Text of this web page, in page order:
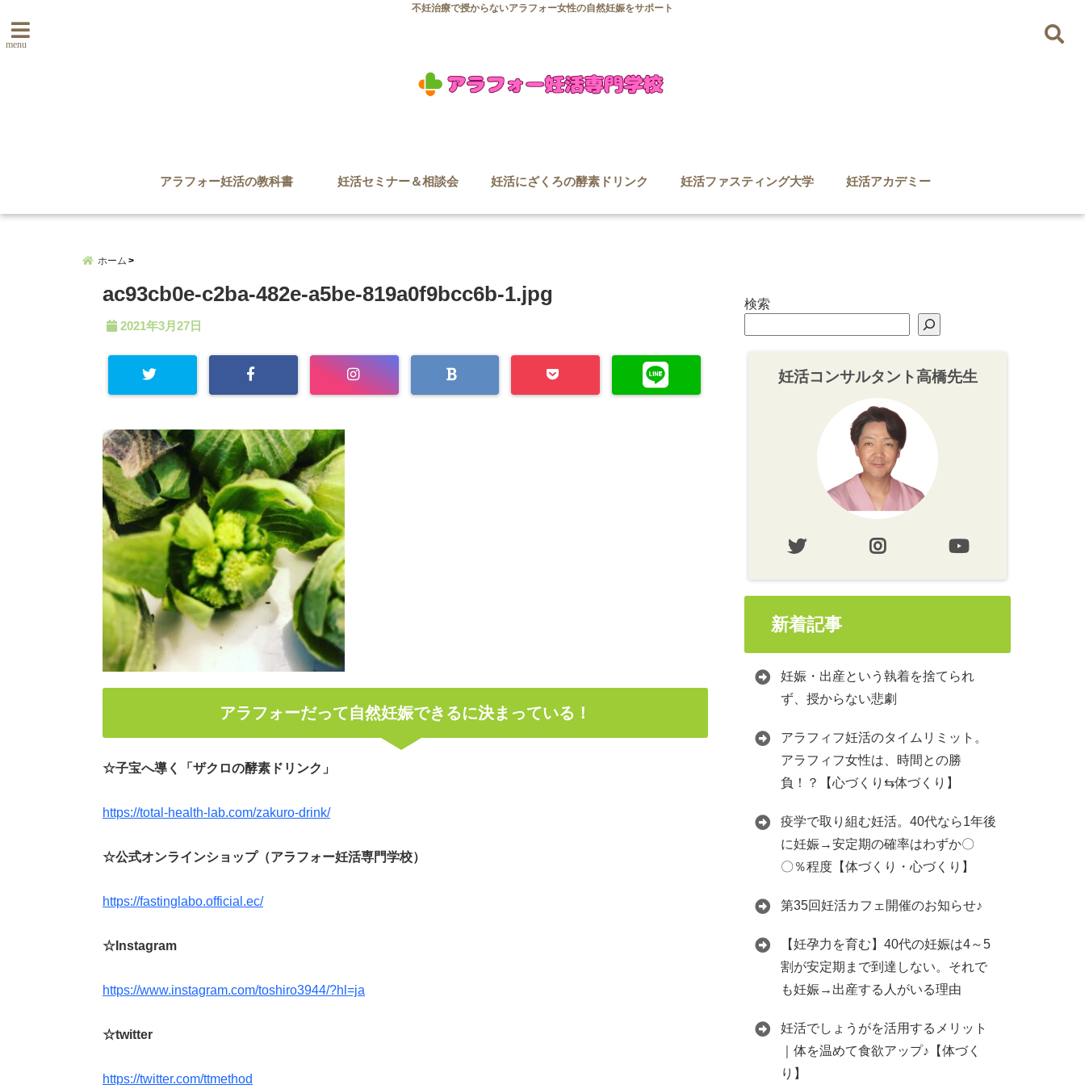
不妊治療で授からないアラフォー女性の自然妊娠をサポート
menu
アラフォー妊活の教科書 妊活セミナー＆相談会 妊活にざくろの酵素ドリンク 妊活ファスティング大学 妊活アカデミー
ホーム
ac93cb0e-c2ba-482e-a5be-819a0f9bcc6b-1.jpg
2021年3月27日
アラフォーだって自然妊娠できるに決まっている！
☆子宝へ導く「ザクロの酵素ドリンク」
https://total-health-lab.com/zakuro-drink/
☆公式オンラインショップ（アラフォー妊活専門学校）
https://fastinglabo.official.ec/
☆Instagram
https://www.instagram.com/toshiro3944/?hl=ja
☆twitter
https://twitter.com/ttmethod
検索
妊活コンサルタント高橋先生
新着記事
妊娠・出産という執着を捨てられ
ず、授からない悲劇
アラフィフ妊活のタイムリミット。
アラフィフ女性は、時間との勝
負！？【心づくり⇆体づくり】
疫学で取り組む妊活。40代なら1年後
に妊娠→安定期の確率はわずか〇
〇％程度【体づくり・心づくり】
第35回妊活カフェ開催のお知らせ♪
【妊孕力を育む】40代の妊娠は4～5
割が安定期まで到達しない。それで
も妊娠→出産する人がいる理由
妊活でしょうがを活用するメリット
｜体を温めて食欲アップ♪【体づく
り】